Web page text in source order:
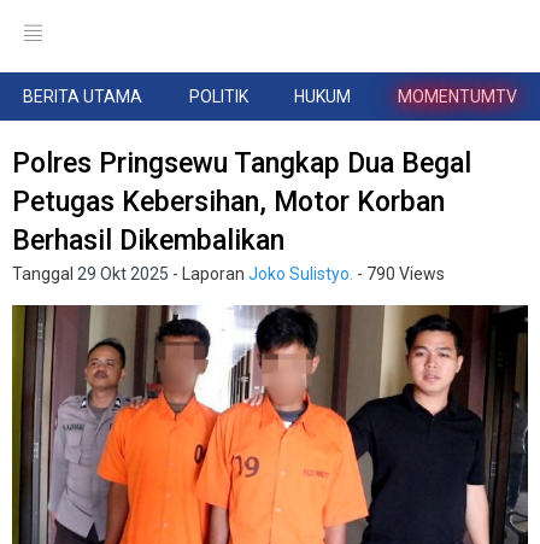
BERITA UTAMA POLITIK HUKUM MOMENTUMTV
Polres Pringsewu Tangkap Dua Begal
Petugas Kebersihan, Motor Korban
Berhasil Dikembalikan
Tanggal 29 Okt 2025 - Laporan Joko Sulistyo. - 790 Views